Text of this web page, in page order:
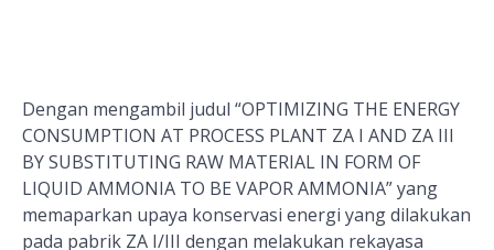
Dengan mengambil judul “OPTIMIZING THE ENERGY
CONSUMPTION AT PROCESS PLANT ZA I AND ZA III
BY SUBSTITUTING RAW MATERIAL IN FORM OF
LIQUID AMMONIA TO BE VAPOR AMMONIA” yang
memaparkan upaya konservasi energi yang dilakukan
pada pabrik ZA I/III dengan melakukan rekayasa